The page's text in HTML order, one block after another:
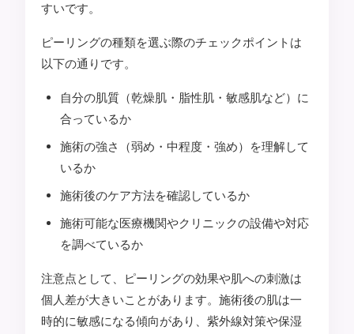
すいです。
ピーリングの種類を選ぶ際のチェックポイントは
以下の通りです。
自分の肌質（乾燥肌・脂性肌・敏感肌など）に
合っているか
施術の強さ（弱め・中程度・強め）を理解して
いるか
施術後のケア方法を確認しているか
施術可能な医療機関やクリニックの設備や対応
を調べているか
注意点として、ピーリングの効果や肌への刺激は
個人差が大きいことがあります。施術後の肌は一
時的に敏感になる傾向があり、紫外線対策や保湿